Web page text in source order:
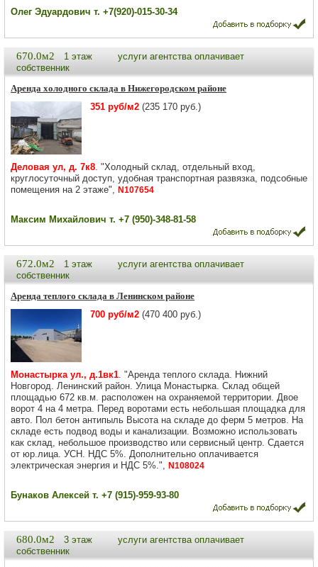
Олег Эдуардович т. +7(920)-015-30-34
670.0м2 1 этаж
услуги агентства оплачивает
собственник
Аренда холодного склада в Нижегородском районе
351 руб/м2 (235 170 руб.)
Деловая ул, д. 7к8. "Холодный склад, отдельный вход,
круглосуточный доступ, удобная транспортная развязка, подсобные
помещения на 2 этаже", N107654
Максим Михайлович т. +7 (950)-348-81-58
672.0м2 1 этаж
услуги агентства оплачивает
собственник
Аренда теплого склада в Ленинском районе
700 руб/м2 (470 400 руб.)
Монастырка ул., д.1вк1. "Аренда теплого склада. Нижний
Новгород. Ленинский район. Улица Монастырка. Склад общей
площадью 672 кв.м. расположен на охраняемой территории. Двое
ворот 4 на 4 метра. Перед воротами есть небольшая площадка для
авто. Пол бетон антипыль Высота на складе до ферм 5 метров. На
складе есть подвод воды и канализации. Возможно использовать
как склад, небольшое производство или сервисный центр. Сдается
от юр.лица. УСН. НДС 5%. Дополнительно оплачивается
электрическая энергия и НДС 5%.", N108024
Бунаков Алексей т. +7 (915)-959-93-80
680.0м2 3 этаж
услуги агентства оплачивает
собственник